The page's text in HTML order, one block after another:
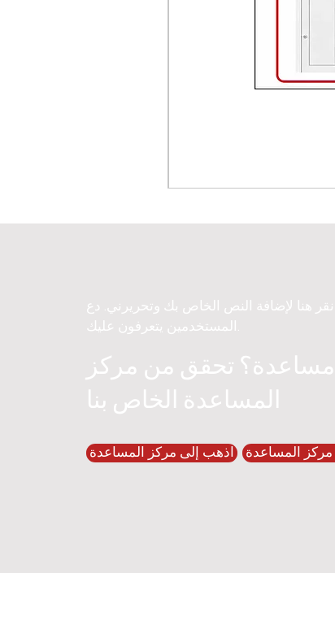
انقر هنا لإضافة النص الخاص بك وتحريرني. دع
المستخدمين يتعرفون عليك.
مساعدة؟ تحقق من مركز
المساعدة الخاص بنا
اذهب إلى مركز المساعدة مركز المساعدة